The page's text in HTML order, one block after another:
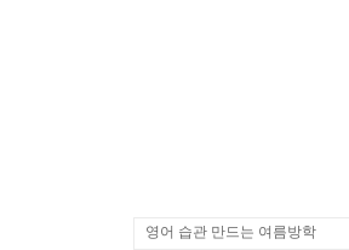
영어 습관 만드는 여름방학